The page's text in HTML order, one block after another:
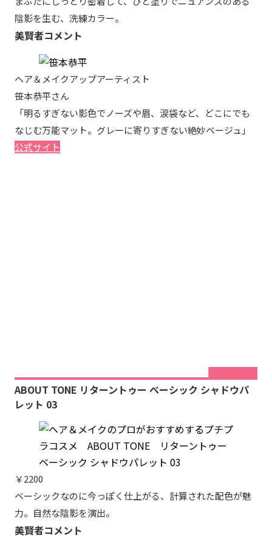
陰影を生む、洗練カラー。
美賢者コメント
ヘア＆メイクアップアーティスト
笹本恭平さん
「明るすぎない影色でノーズや眉、涙袋など、どこにでも
なじむ万能マット。グレーに寄りすぎない絶妙ベージュ」
公式サイト
ABOUT TONE リターントゥー ベーシック シャドウパ
レット 03
￥2200
ベーシックなのに今っぽく仕上がる、計算された配色が魅
力。自然な陰影を演出。
美賢者コメント